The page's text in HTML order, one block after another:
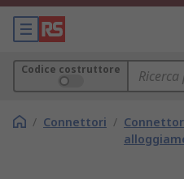
Codice costruttore
/ Connettori /